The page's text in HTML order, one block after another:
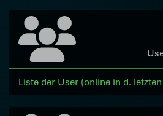
Liste der User (online in d. letzten